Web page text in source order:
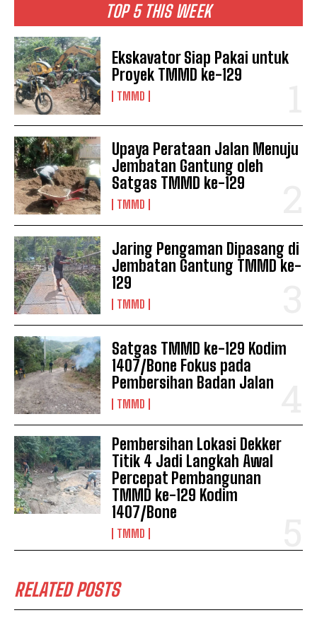
TOP 5 THIS WEEK
Ekskavator Siap Pakai untuk
Proyek TMMD ke-129
TMMD
Upaya Perataan Jalan Menuju
Jembatan Gantung oleh
Satgas TMMD ke-129
TMMD
Jaring Pengaman Dipasang di
Jembatan Gantung TMMD ke-
129
TMMD
Satgas TMMD ke-129 Kodim
1407/Bone Fokus pada
Pembersihan Badan Jalan
TMMD
Pembersihan Lokasi Dekker
Titik 4 Jadi Langkah Awal
Percepat Pembangunan
TMMD ke-129 Kodim
1407/Bone
TMMD
RELATED POSTS